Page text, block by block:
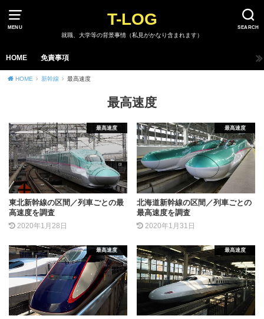
MENU SEARCH
T-LOG
就職、大学等の背景事情（私見がかなり含まれます）
HOME 免責事項
HOME 新幹線 最高速度
最高速度
最高速度
東北新幹線の区間／列車ごとの最
高速度を調査
2020年1月28日
最高速度
北海道新幹線の区間／列車ごとの
最高速度を調査
2020年1月31日
最高速度 最高速度